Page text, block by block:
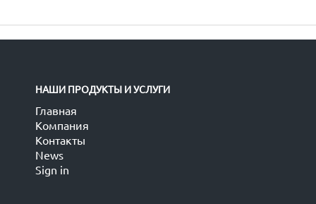
НАШИ ПРОДУКТЫ И УСЛУГИ
Главная
Компания
Контакты
News
Sign in